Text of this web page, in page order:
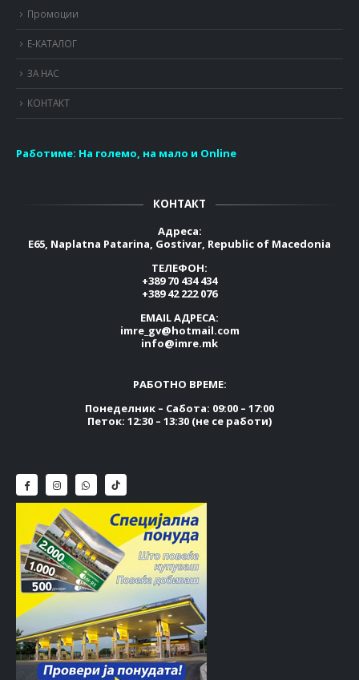
Промоции
Е-КАТАЛОГ
ЗА НАС
КОНТАКТ
Работиме: На големо, на мало и Online
КОНТАКТ
Адреса:
E65, Naplatna Patarina, Gostivar, Republic of Macedonia
ТЕЛЕФОН:
+389 70 434 434
+389 42 222 076
EMAIL АДРЕСА:
imre_gv@hotmail.com
info@imre.mk
РАБОТНО ВРЕМЕ:
Понеделник – Сабота: 09:00 – 17:00
Петок: 12:30 – 13:30 (не се работи)